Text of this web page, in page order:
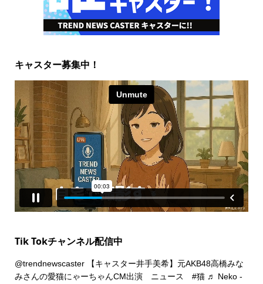
キャスター募集中！
Tik Tokチャンネル配信中
@trendnewscaster【キャスター井手美希】元AKB48高橋みな
みさんの愛猫にゃーちゃんCM出演 ニュース #猫 ♬ Neko -